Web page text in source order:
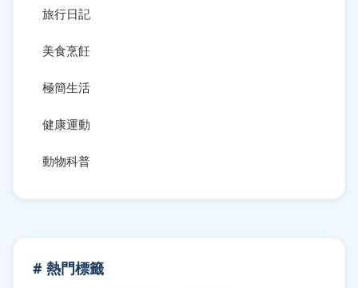
旅行日記
美食烹飪
極簡生活
健康運動
動物科普
# 熱門標籤